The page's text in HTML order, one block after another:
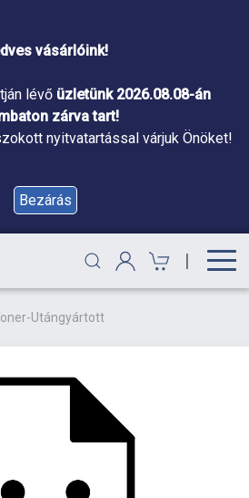
vásárlóink!
lévő üzletünk 2026.08.08-án
zárva tart!
nyitvatartással várjuk Önöket!
Bezárás
|
Utángyártott